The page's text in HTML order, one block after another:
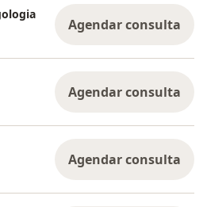
Agendar consulta
Agendar consulta
Agendar consulta